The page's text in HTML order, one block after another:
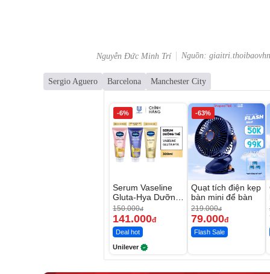
Nguyễn Đức Minh Trí Nguồn:
Sergio Aguero Barcelona Manchester City
-6%
Serum Vaseline
Gluta-Hya Dưỡng
Da Sáng Mịn Sau
7 Ngày
150.000đ
141.000đ
Deal hot
Unilever
-63%
Quạt tích điện kẹp
bàn mini để bàn
219.000đ
79.000đ
Flash Sale